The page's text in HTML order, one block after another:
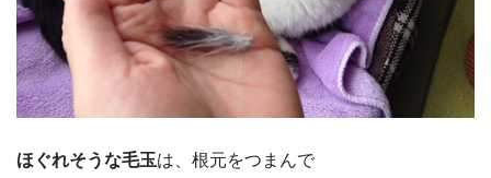
ほぐれそうな毛玉は、根元をつまんで